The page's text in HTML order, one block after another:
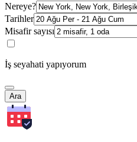
Nereye?
Tarihler
Misafir sayısı
İş seyahati yapıyorum
Ara